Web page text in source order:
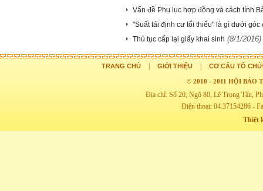
Vấn đề Phụ lục hợp đồng và cách tính
"Suất tái định cư tối thiểu" là gì dưới góc
Thủ tục cấp lại giấy khai sinh (8/1/2016)
TRANG CHỦ GIỚI THIỆU CƠ CẤU TỔ
© 2010 - 2011 HỘI BẢO
Địa chỉ: Số 20, Ngõ 80, Lê Trọng Tấn,
Điện thoại: 04.37154286 -
Thiết